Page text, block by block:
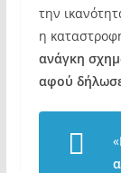
την
η
ανάγκη
αφού
«